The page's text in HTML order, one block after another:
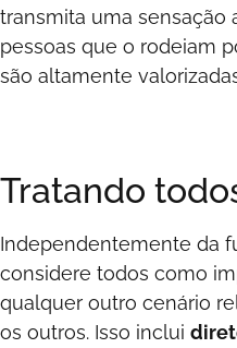
transmita uma sensação
pessoas que o rodeiam
são altamente
Tratando
Independentemente da
considere todos como
qualquer outro cenário
os outros. Isso inclui